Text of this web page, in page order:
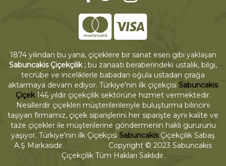
1874 yılından bu yana, çiçeklere bir sanat eseri gibi yaklaşan
Sabuncakis Çiçekçilik ; bu zanaatı beraberindeki ustalık, bilgi,
tecrübe ve inceliklerle babadan oğula ustadan çırağa
aktarmaya devam ediyor. Türkiye'nin ilk çiçekçisi Sabuncakis
Çiçek146 yıldır çiçekçilik sektörüne hizmet vermektedir.
Nesillerdir çiçekleri müşterilerileriyle buluşturma bilincini
taşıyan firmamız, çiçek siparişlerini her siparişte aynı kalite ve
taze çiçekler ile müşterilerine göndermenin haklı gururunu
yaşıyor. Türkiye'nin ilk Çiçekçisi SabuncakisÇiçekçilik Sabaş
A.Ş Markasıdır. Copyright © 2023 Sabuncakis
Çiçekçilik Tüm Hakları Saklıdır.